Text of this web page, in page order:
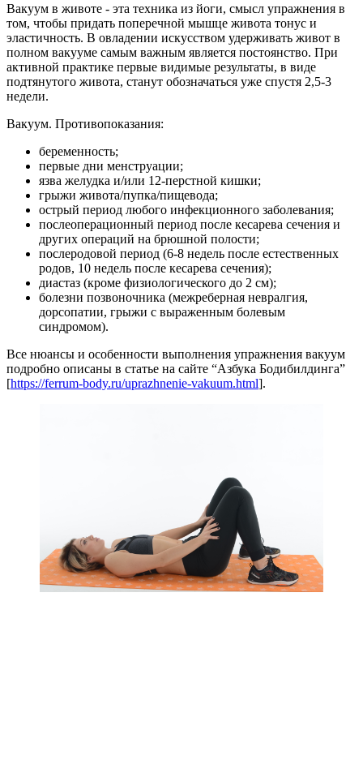
Вакуум в животе - эта техника из йоги, смысл упражнения в
том, чтобы придать поперечной мышце живота тонус и
эластичность. В овладении искусством удерживать живот в
полном вакууме самым важным является постоянство. При
активной практике первые видимые результаты, в виде
подтянутого живота, станут обозначаться уже спустя 2,5-3
недели.
Вакуум. Противопоказания:
беременность;
первые дни менструации;
язва желудка и/или 12-перстной кишки;
грыжи живота/пупка/пищевода;
острый период любого инфекционного заболевания;
послеоперационный период после кесарева сечения и
других операций на брюшной полости;
послеродовой период (6-8 недель после естественных
родов, 10 недель после кесарева сечения);
диастаз (кроме физиологического до 2 см);
болезни позвоночника (межреберная невралгия,
дорсопатии, грыжи с выраженным болевым
синдромом).
Все нюансы и особенности выполнения упражнения вакуум
подробно описаны в статье на сайте “Азбука Бодибилдинга”
[https://ferrum-body.ru/uprazhnenie-vakuum.html].